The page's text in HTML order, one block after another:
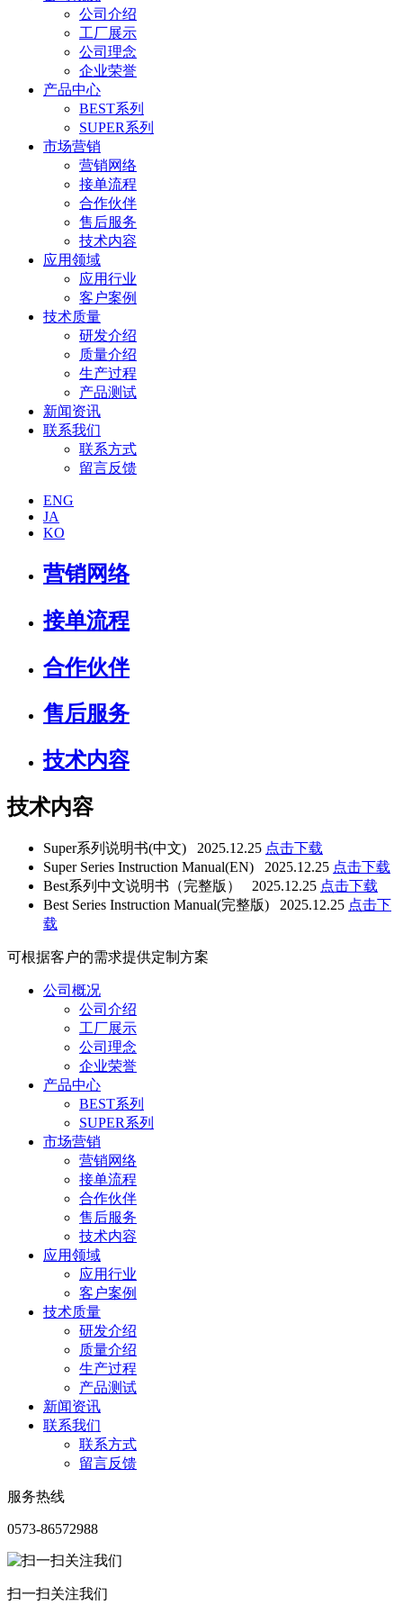
公司介绍
工厂展示
公司理念
企业荣誉
产品中心
BEST系列
SUPER系列
市场营销
营销网络
接单流程
合作伙伴
售后服务
技术内容
应用领域
应用行业
客户案例
技术质量
研发介绍
质量介绍
生产过程
产品测试
新闻资讯
联系我们
联系方式
留言反馈
ENG
JA
KO
营销网络
接单流程
合作伙伴
售后服务
技术内容
技术内容
Super系列说明书(中文) 2025.12.25 点击下载
Super Series Instruction Manual(EN) 2025.12.25 点击下载
Best系列中文说明书（完整版） 2025.12.25 点击下载
Best Series Instruction Manual(完整版) 2025.12.25 点击下
载
可根据客户的需求提供定制方案
公司概况
公司介绍
工厂展示
公司理念
企业荣誉
产品中心
BEST系列
SUPER系列
市场营销
营销网络
接单流程
合作伙伴
售后服务
技术内容
应用领域
应用行业
客户案例
技术质量
研发介绍
质量介绍
生产过程
产品测试
新闻资讯
联系我们
联系方式
留言反馈
服务热线
0573-86572988
扫一扫关注我们